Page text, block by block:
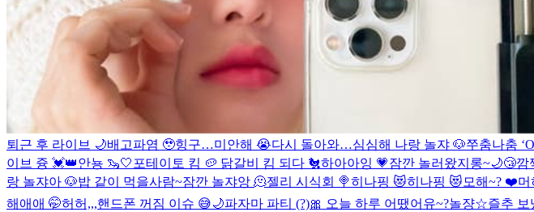
퇴근 후 라이브 🌙배고파염 🥹힝구…미안해 😭다시 돌아와…심심해 나랑 놀쟈 🐶쭈춤나춤
이브 즁 💓👑안뇽 🦦🤍 포테이토 킴 🥔 닭갈비 킴 되다 🐔하아아잉 💗잠깐 놀러왔지롱~🌙😴깜
랑 놀쟈아 🐶밥 같이 먹을사람~잠깐 놀쟈앙 🫠젤리 시식회 🍭히나핑 😻히나핑 😻 모해~? ❤️머
해애애 🤭허허,,,핸드폰 꺼짐 이슈 😅🌙파자마 파티 (?)🎀 오늘 하루 어땠어유~?놀쟝☆즐추